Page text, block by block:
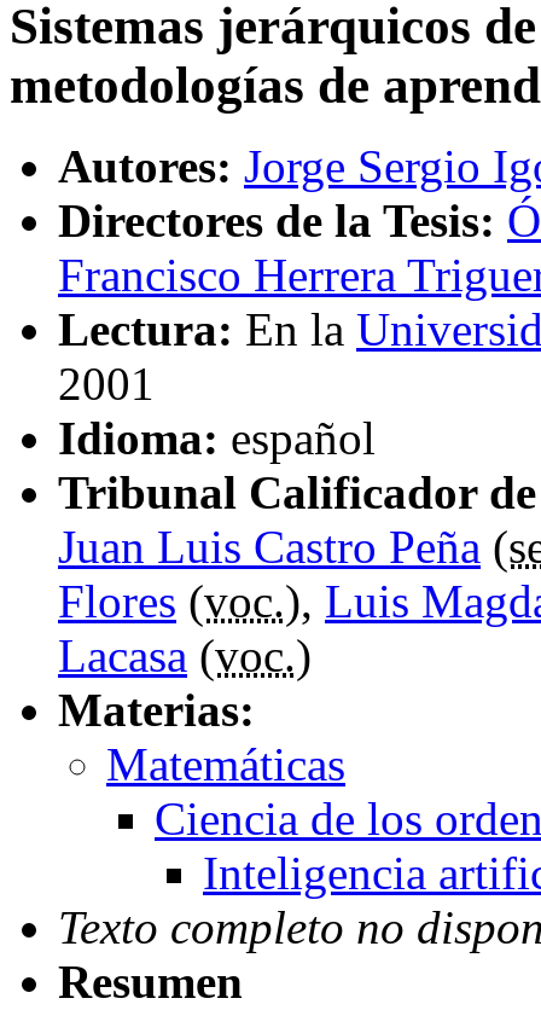
Sistemas jerárquicos
metodologías de
Autores: Jorge Sergio
Directores de la Tesis:
Francisco Herrera
Lectura: En la
2001
Idioma: español
Tribunal Calificador de
Juan Luis Castro Peña (
Flores (voc.), Luis
Lacasa (voc.)
Materias:
Matemáticas
Ciencia de los
Inteligencia
Texto completo no
Resumen